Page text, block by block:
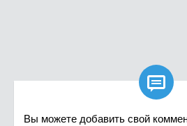

Вы можете добавить свой